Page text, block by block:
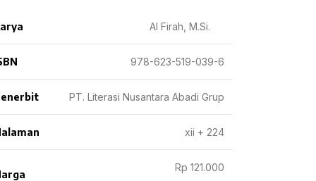
Al Firah, M.Si.
978-623-519-039-6
PT. Literasi Nusantara Abadi Grup
xii + 224
Rp 121.000